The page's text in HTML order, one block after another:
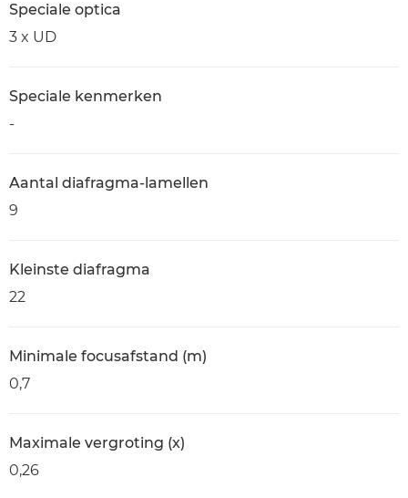
Speciale optica
3 x UD
Speciale kenmerken
-
Aantal diafragma-lamellen
9
Kleinste diafragma
22
Minimale focusafstand (m)
0,7
Maximale vergroting (x)
0,26